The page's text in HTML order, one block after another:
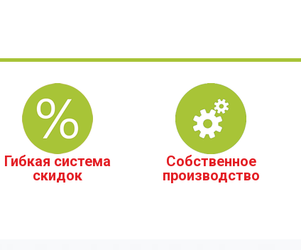
Гибкая система
скидок
Собственное
производство